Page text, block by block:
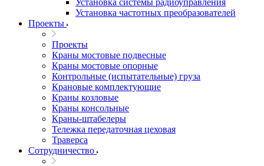
Установка системы радиоуправления
Установка частотных преобразователей
Проекты
Проекты
Краны мостовые подвесные
Краны мостовые опорные
Контрольные (испытательные) груза
Крановые комплектующие
Краны козловые
Краны консольные
Краны-штабелеры
Тележка передаточная цеховая
Траверса
Сотрудничество